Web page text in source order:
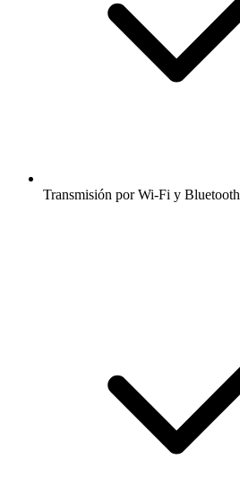
Transmisión por Wi-Fi y Bluetooth